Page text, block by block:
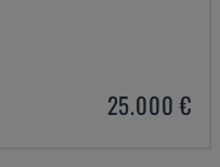
25.000 €